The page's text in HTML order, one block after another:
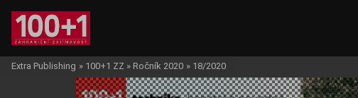
Extra Publishing » 100+1 ZZ » Ročník 2020 » 18/2020